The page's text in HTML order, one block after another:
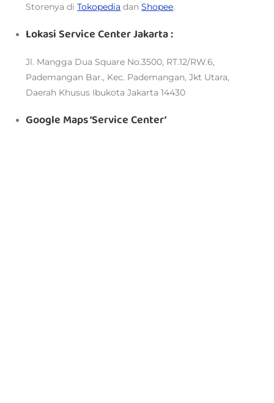
Storenya diTokopedia danShopee.
Lokasi Service Center Jakarta :
Jl. Mangga Dua Square No.3500, RT.12/RW.6,
Pademangan Bar., Kec. Pademangan, Jkt Utara,
Daerah Khusus Ibukota Jakarta 14430
Google Maps ‘Service Center’